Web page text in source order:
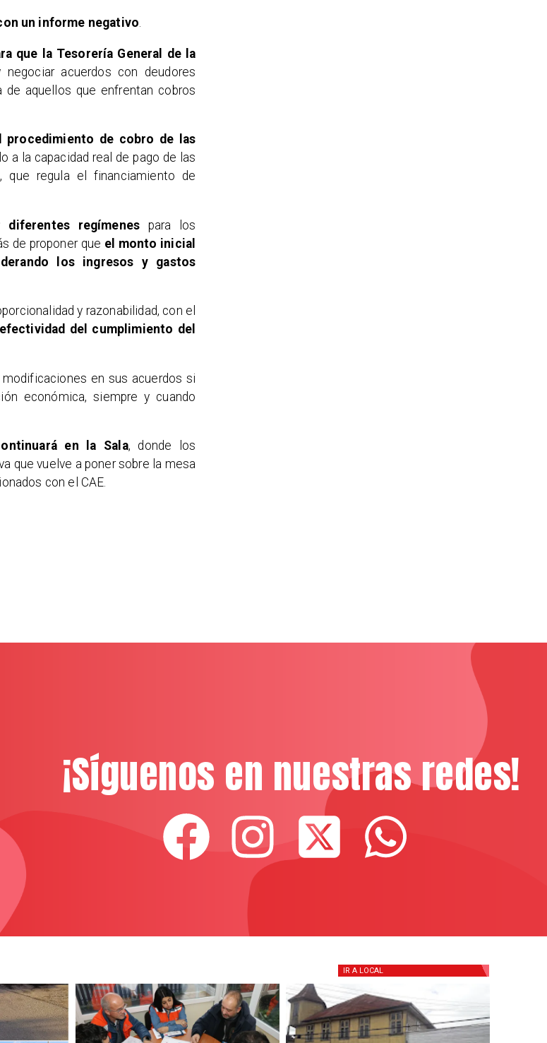
un informe negativo.
que la Tesorería General de la
negociar acuerdos con deudores
aquellos que enfrentan cobros
procedimiento de cobro de las
a la capacidad real de pago de las
que regula el financiamiento de
diferentes regímenes para los
de proponer que el monto inicial
los ingresos y gastos
y razonabilidad, con el
del cumplimiento del
en sus acuerdos si
económica, siempre y cuando
en la Sala, donde los
que vuelve a poner sobre la mesa
con el CAE.
¡Síguenos en nuestras redes!
IR A LOCAL